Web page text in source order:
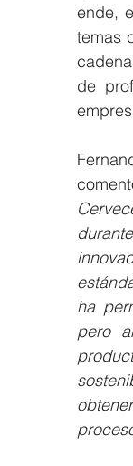
ende,
temas
de
ha
pero